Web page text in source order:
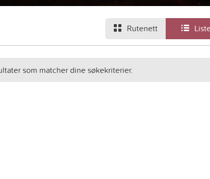
Rutenett
som matcher dine søkekriterier.